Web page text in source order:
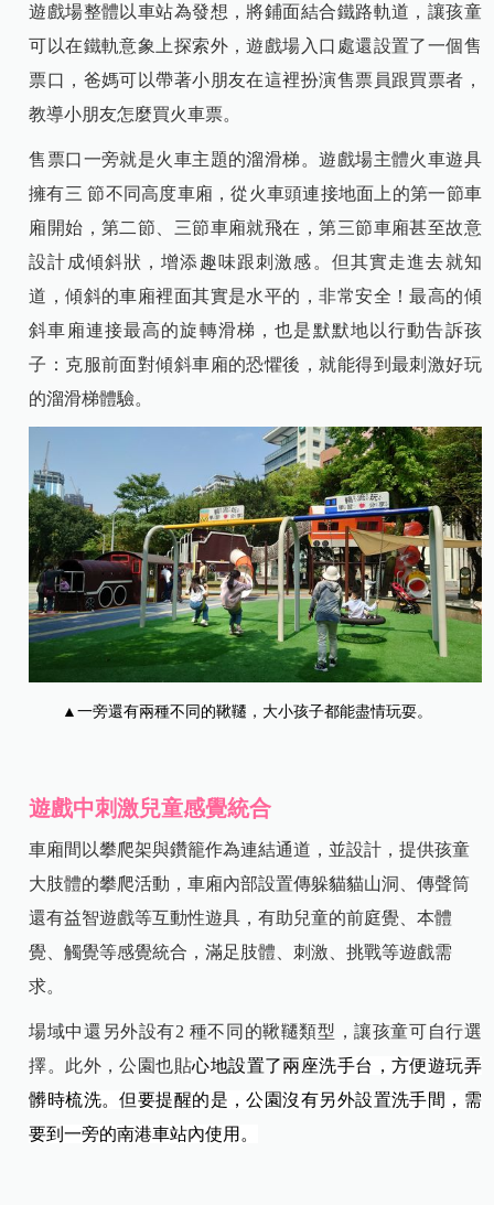
遊戲場整體以車站為發想，將鋪面結合鐵路軌道，讓孩童
可以在鐵軌意象上探索外，遊戲場入口處還設置了一個售
票口，爸媽可以帶著小朋友在這裡扮演售票員跟買票者，
教導小朋友怎麼買火車票。
售票口一旁就是火車主題的溜滑梯。遊戲場主體火車遊具
擁有三 節不同高度車廂，從火車頭連接地面上的第一節車
廂開始，第二節、三節車廂就飛在，第三節車廂甚至故意
設計成傾斜狀，增添趣味跟刺激感。但其實走進去就知
道，傾斜的車廂裡面其實是水平的，非常安全！最高的傾
斜車廂連接最高的旋轉滑梯，也是默默地以行動告訴孩
子：克服前面對傾斜車廂的恐懼後，就能得到最刺激好玩
的溜滑梯體驗。
▲一旁還有兩種不同的鞦韆，大小孩子都能盡情玩耍。
遊戲中刺激兒童感覺統合
車廂間以攀爬架與鑽籠作為連結通道，並設計，提供孩童
大肢體的攀爬活動，車廂內部設置傳躲貓貓山洞、傳聲筒
還有益智遊戲等互動性遊具，有助兒童的前庭覺、本體
覺、觸覺等感覺統合，滿足肢體、刺激、挑戰等遊戲需
求。
場域中還另外設有2 種不同的鞦韆類型，讓孩童可自行選
擇。此外，公園也貼心地設置了兩座洗手台，方便遊玩弄
髒時梳洗。但要提醒的是，公園沒有另外設置洗手間，需
要到一旁的南港車站內使用。